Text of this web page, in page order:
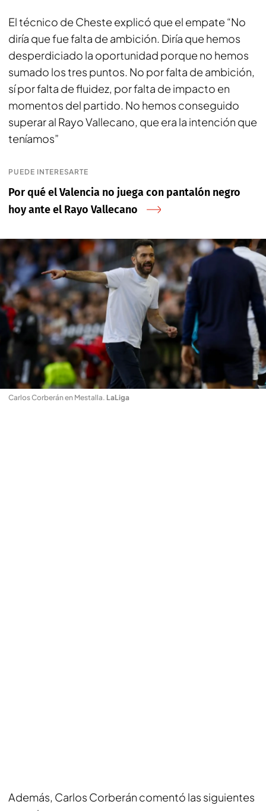
El técnico de Cheste explicó que el empate “No
diría que fue falta de ambición. Diría que hemos
desperdiciado la oportunidad porque no hemos
sumado los tres puntos. No por falta de ambición,
sí por falta de fluidez, por falta de impacto en
momentos del partido. No hemos conseguido
superar al Rayo Vallecano, que era la intención que
teníamos”
PUEDE INTERESARTE
Por qué el Valencia no juega con pantalón negro
hoy ante el Rayo Vallecano
Carlos Corberán en Mestalla. LaLiga
Además, Carlos Corberán comentó las siguientes